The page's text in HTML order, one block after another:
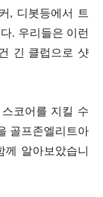
, 디봇등에서 트
. 우리들은 이런
긴 클럽으로 샷
코어를 지킬 수
골프존엘리트아
알아보았습니